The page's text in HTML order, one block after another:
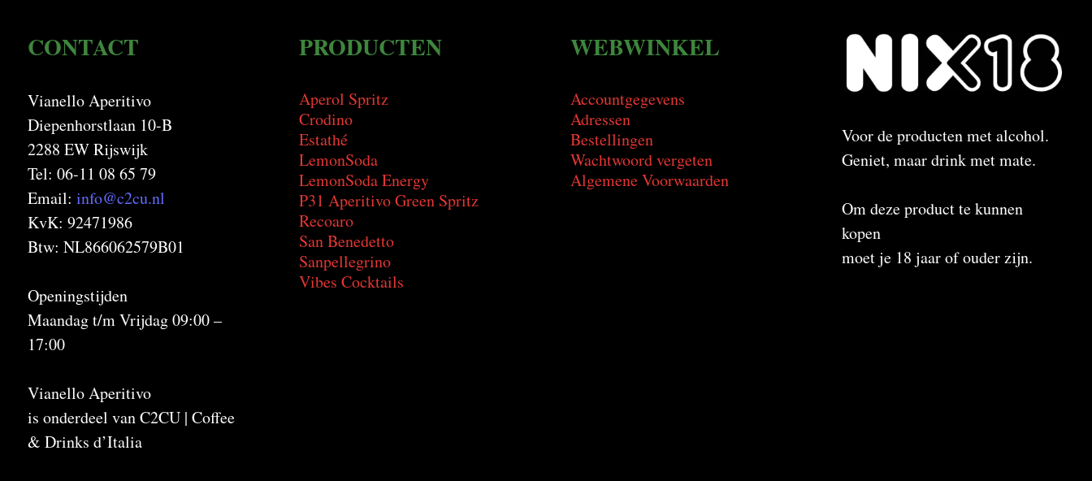
CONTACT
Vianello Aperitivo
Diepenhorstlaan 10-B
2288 EW Rijswijk
Tel: 06-11 08 65 79
Email: info@c2cu.nl
KvK: 92471986
Btw: NL866062579B01
Openingstijden
Maandag t/m Vrijdag 09:00 –
17:00
Vianello Aperitivo
is onderdeel van C2CU | Coffee
& Drinks d’Italia
PRODUCTEN
Aperol Spritz
Crodino
Estathé
LemonSoda
LemonSoda Energy
P31 Aperitivo Green Spritz
Recoaro
San Benedetto
Sanpellegrino
Vibes Cocktails
WEBWINKEL
Accountgegevens
Adressen
Bestellingen
Wachtwoord vergeten
Algemene Voorwaarden
Voor de producten met alcohol.
Geniet, maar drink met mate.
Om deze product te kunnen
kopen
moet je 18 jaar of ouder zijn.